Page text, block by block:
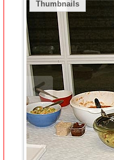
Thumbnails